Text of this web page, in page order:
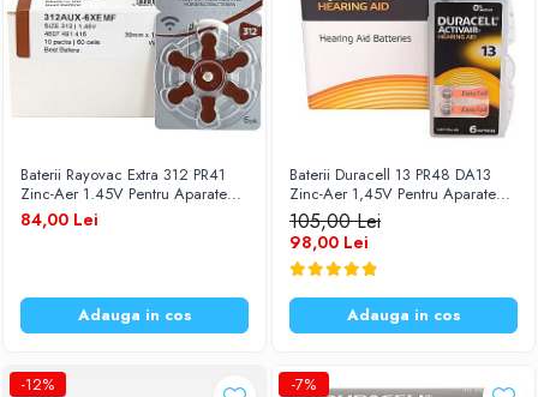
Baterii Rayovac Extra 312 PR41
Zinc-Aer 1.45V Pentru Aparate
Auditive Set 60 Baterii
84,00 Lei
Adauga in cos
Baterii Duracell 13 PR48 DA13
Zinc-Aer 1,45V Pentru Aparate
Auditive Set 60 Baterii
105,00 Lei
98,00 Lei
Adauga in cos
-12% -7%